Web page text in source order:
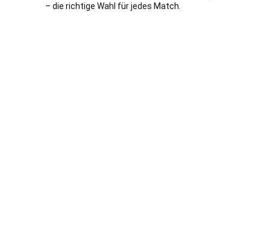
– die richtige Wahl für jedes Match.